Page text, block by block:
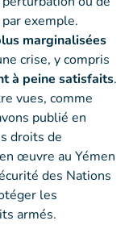
exemple.
marginalisées
crise, y compris
à peine satisfaits.
vues, comme
publié en
droits de
œuvre au Yémen
des Nations
les
armés.